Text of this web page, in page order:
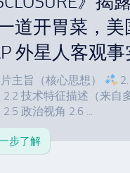
道开胃菜，美
外星人客观
主旨（核心思想）
2.2 技术特征描述（来自
政治视角 2.6 ...
步了解